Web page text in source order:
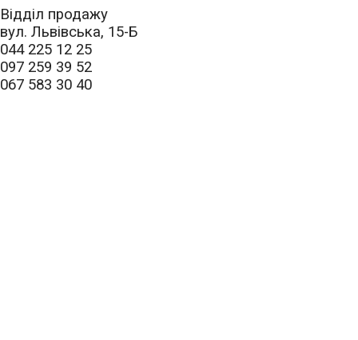
Відділ продажу
вул. Львівська, 15-Б
044 225 12 25
097 259 39 52
067 583 30 40